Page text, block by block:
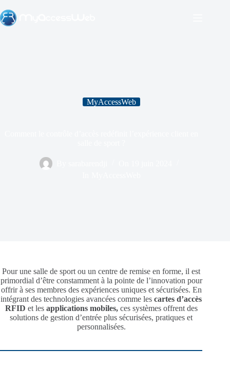
MyAccessWeb
Pour une salle de sport ou un centre de remise en forme, il est
primordial d’être constamment à la pointe de l’innovation pour
offrir à ses membres des expériences uniques et sécurisées. En
intégrant des technologies avancées comme lescartes d’accès
RFID et les applications mobiles, ces systèmes offrent des
solutions de gestion d’entrée plus sécurisées, pratiques et
personnalisées.